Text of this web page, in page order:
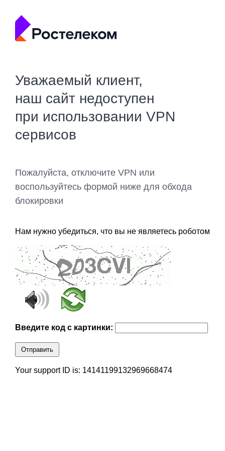
Уважаемый клиент,
наш сайт недоступен
при использовании VPN
сервисов
Пожалуйста, отключите VPN или
воспользуйтесь формой ниже для обхода
блокировки
Нам нужно убедиться, что вы не являетесь роботом
Введите код с картинки:
Отправить
Your support ID is: 14141199132969668474